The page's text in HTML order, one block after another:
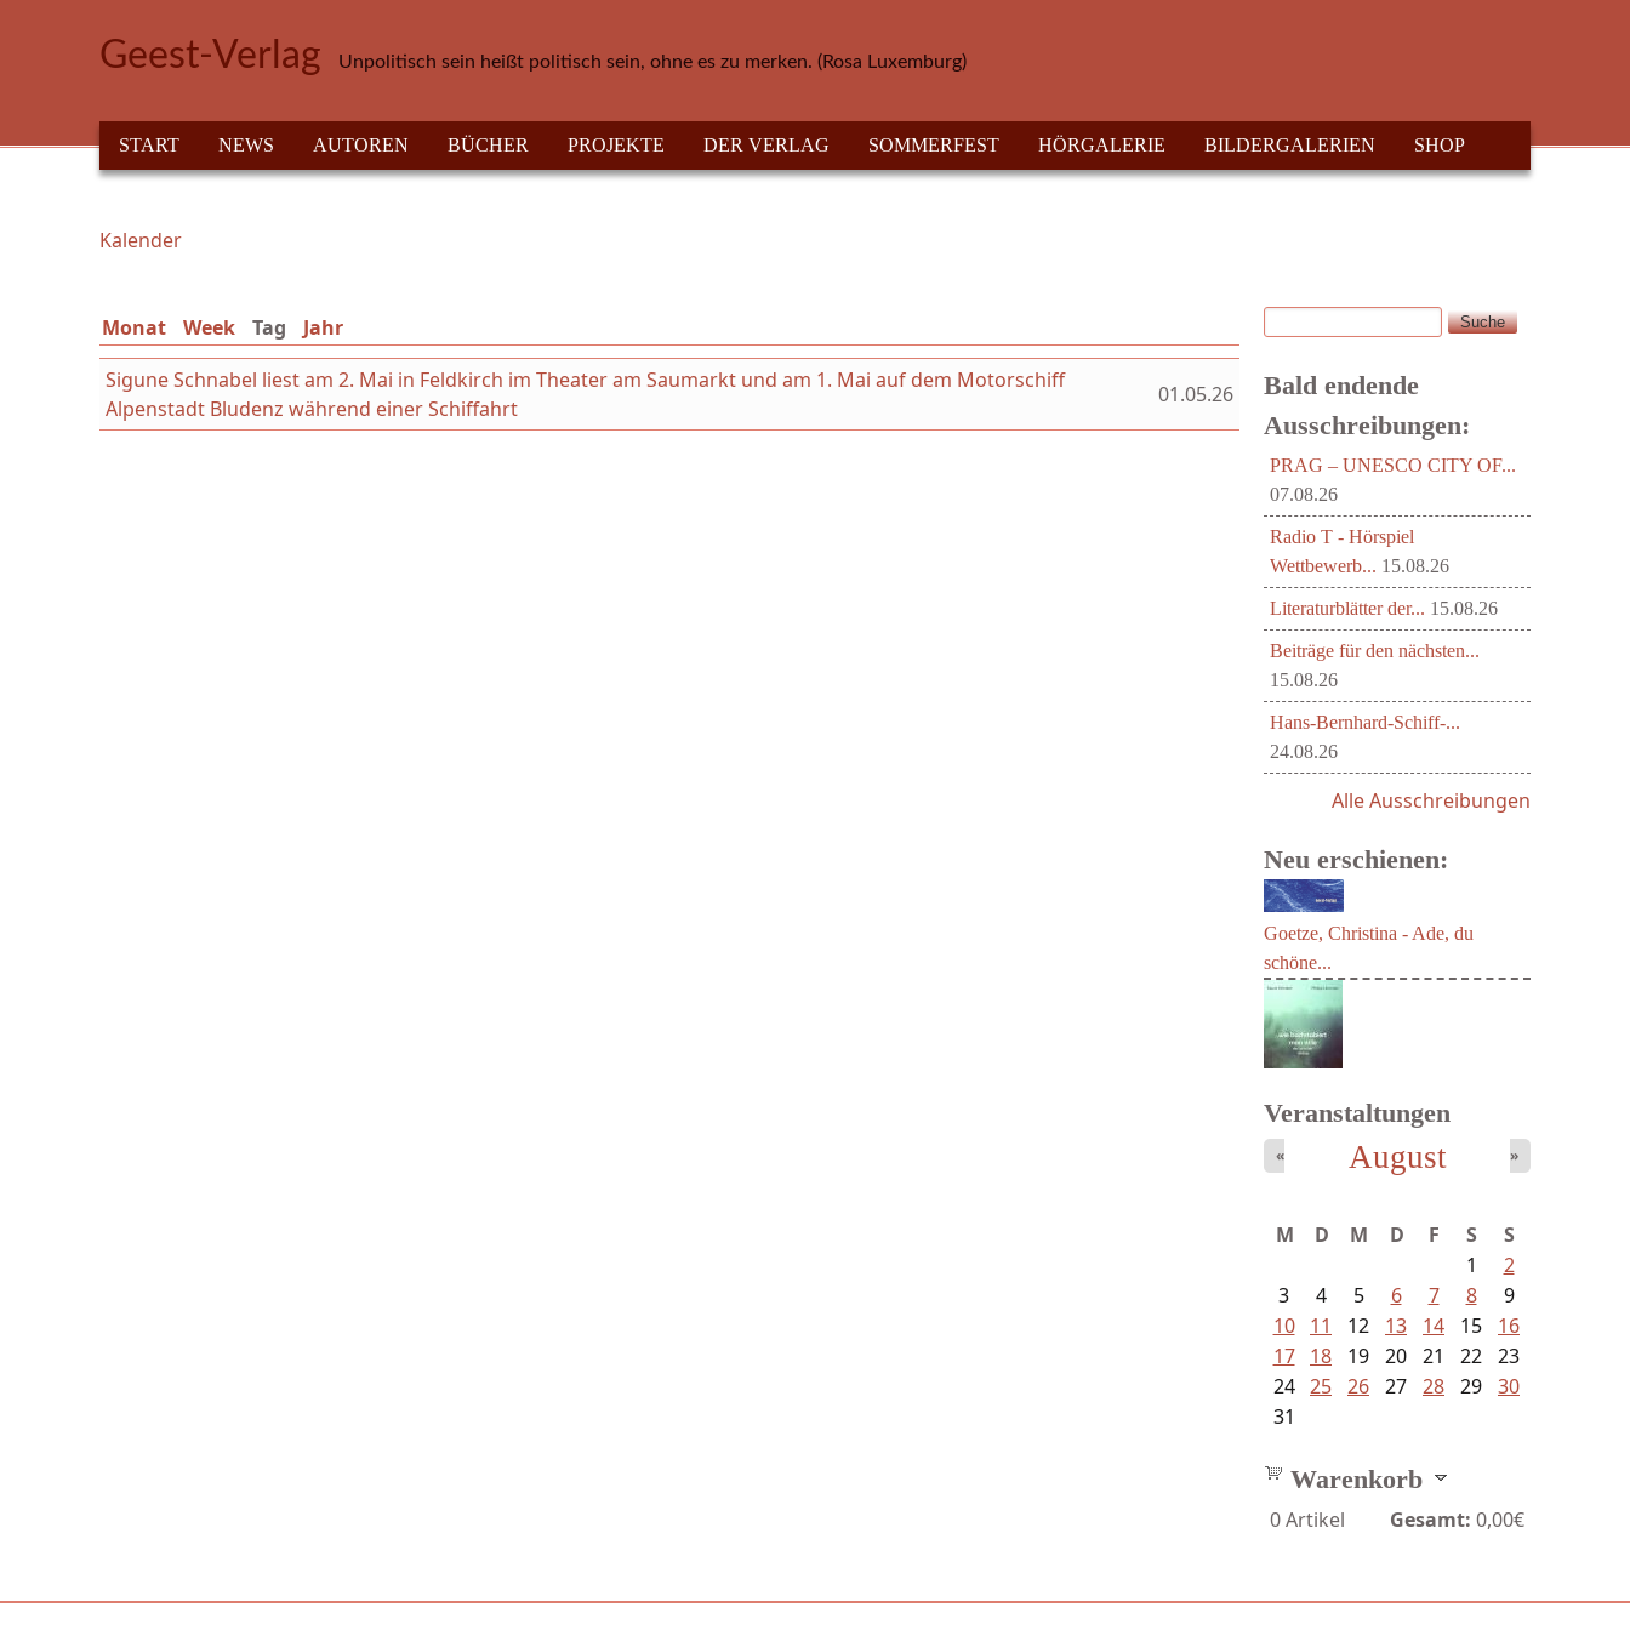
Geest-Verlag Unpolitisch sein heißt politisch sein, ohne es zu merken. (Rosa Luxemburg)
HAUPTMENÜ
START NEWS AUTOREN BÜCHER PROJEKTE DER VERLAG SOMMERFEST HÖRGALERIE BILDERGALERIEN SHOP
Sie sind hier
Kalender
Monat Week Tag (aktiver Reiter)
Jahr
Sigune Schnabel liest am 2. Mai in Feldkirch im Theater am Saumarkt und am 1. Mai auf dem Motorschiff
Alpenstadt Bludenz während einer Schiffahrt
01.05.26
Suchformular
Suche
Bald endende
Ausschreibungen:
PRAG – UNESCO CITY OF...
07.08.26
Radio T - Hörspiel
Wettbewerb... 15.08.26
Literaturblätter der... 15.08.26
Beiträge für den nächsten...
15.08.26
Hans-Bernhard-Schiff-...
24.08.26
Alle Ausschreibungen
Neu erschienen:
Goetze, Christina - Ade, du
schöne...
Veranstaltungen
August
« »
M D M D F S
S
1
2
3
4 5 6 7 8
9
10
11 12 13 14 15
16
17
18 19 20 21 22 23
24 25 26 27 28 29 30
31
Warenkorb
0Artikel Gesamt: 0,00€